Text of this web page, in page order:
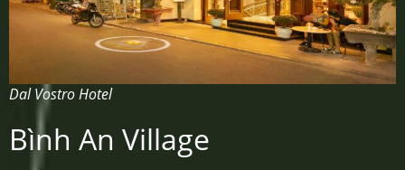
Dal Vostro Hotel
Bình An Village